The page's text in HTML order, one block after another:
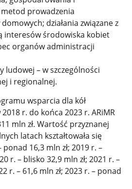
prowadzenia
działania związane z
interesów środowiska kobiet
organów administracji
ludowej – w szczególności
i regionalnej.
wsparcia dla kół
r. do końca 2023 r. ARiMR
mln zł. Wartość przyznanej
latach kształtowała się
16,3 mln zł; 2019 r. –
r. – blisko 32,9 mln zł; 2021 r. –
r. – 61,6 mln zł; 2023 r. – ponad